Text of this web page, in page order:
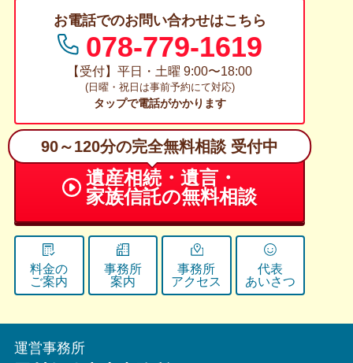
お電話でのお問い合わせはこちら
078-779-1619
【受付】平日・土曜 9:00〜18:00
(日曜・祝日は事前予約にて対応)
タップで電話がかかります
90～120分の完全無料相談 受付中
遺産相続・遺言・
家族信託の無料相談
料金の
ご案内
事務所
案内
事務所
アクセス
代表
あいさつ
運営事務所